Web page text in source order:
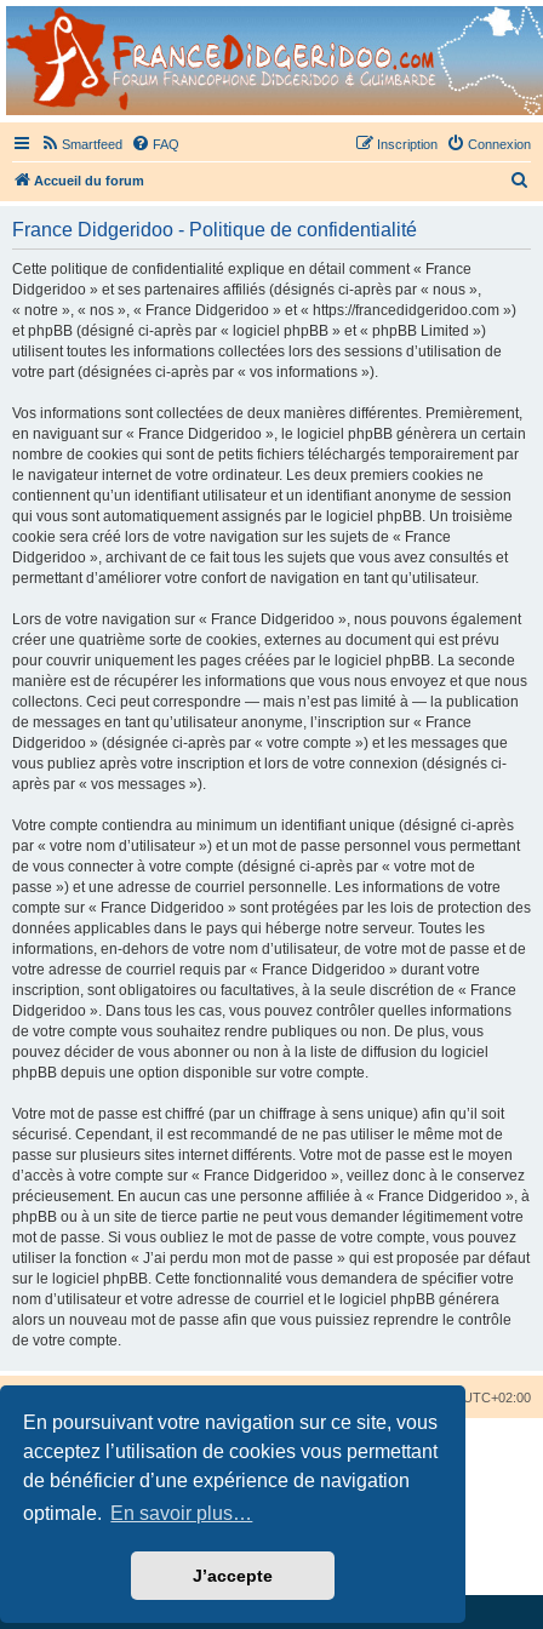
En poursuivant votre navigation sur ce site, vous
acceptez l’utilisation de cookies vous permettant
de bénéficier d’une expérience de navigation
optimale. En savoir plus…
J’accepte
France Didgeridoo
Didgeridoo et Guimbarde sur France Didgeridoo - retrouvez la communauté.
Smartfeed FAQ Connexion
Inscription
Accueil du forum
France Didgeridoo - Politique de confidentialité
Cette politique de confidentialité explique en détail comment « France
Didgeridoo » et ses partenaires affiliés (désignés ci-après par « nous »,
« notre », « nos », « France Didgeridoo » et « https://francedidgeridoo.com »)
et phpBB (désigné ci-après par « logiciel phpBB » et « phpBB Limited »)
utilisent toutes les informations collectées lors des sessions d’utilisation de
votre part (désignées ci-après par « vos informations »).
Vos informations sont collectées de deux manières différentes. Premièrement,
en naviguant sur « France Didgeridoo », le logiciel phpBB génèrera un certain
nombre de cookies qui sont de petits fichiers téléchargés temporairement par
le navigateur internet de votre ordinateur. Les deux premiers cookies ne
contiennent qu’un identifiant utilisateur et un identifiant anonyme de session
qui vous sont automatiquement assignés par le logiciel phpBB. Un troisième
cookie sera créé lors de votre navigation sur les sujets de « France
Didgeridoo », archivant de ce fait tous les sujets que vous avez consultés et
permettant d’améliorer votre confort de navigation en tant qu’utilisateur.
Lors de votre navigation sur « France Didgeridoo », nous pouvons également
créer une quatrième sorte de cookies, externes au document qui est prévu
pour couvrir uniquement les pages créées par le logiciel phpBB. La seconde
manière est de récupérer les informations que vous nous envoyez et que nous
collectons. Ceci peut correspondre — mais n’est pas limité à — la publication
de messages en tant qu’utilisateur anonyme, l’inscription sur « France
Didgeridoo » (désignée ci-après par « votre compte ») et les messages que
vous publiez après votre inscription et lors de votre connexion (désignés ci-
après par « vos messages »).
Votre compte contiendra au minimum un identifiant unique (désigné ci-après
par « votre nom d’utilisateur ») et un mot de passe personnel vous permettant
de vous connecter à votre compte (désigné ci-après par « votre mot de
passe ») et une adresse de courriel personnelle. Les informations de votre
compte sur « France Didgeridoo » sont protégées par les lois de protection des
données applicables dans le pays qui héberge notre serveur. Toutes les
informations, en-dehors de votre nom d’utilisateur, de votre mot de passe et de
votre adresse de courriel requis par « France Didgeridoo » durant votre
inscription, sont obligatoires ou facultatives, à la seule discrétion de « France
Didgeridoo ». Dans tous les cas, vous pouvez contrôler quelles informations
de votre compte vous souhaitez rendre publiques ou non. De plus, vous
pouvez décider de vous abonner ou non à la liste de diffusion du logiciel
phpBB depuis une option disponible sur votre compte.
Votre mot de passe est chiffré (par un chiffrage à sens unique) afin qu’il soit
sécurisé. Cependant, il est recommandé de ne pas utiliser le même mot de
passe sur plusieurs sites internet différents. Votre mot de passe est le moyen
d’accès à votre compte sur « France Didgeridoo », veillez donc à le conservez
précieusement. En aucun cas une personne affiliée à « France Didgeridoo », à
phpBB ou à un site de tierce partie ne peut vous demander légitimement votre
mot de passe. Si vous oubliez le mot de passe de votre compte, vous pouvez
utiliser la fonction « J’ai perdu mon mot de passe » qui est proposée par défaut
sur le logiciel phpBB. Cette fonctionnalité vous demandera de spécifier votre
nom d’utilisateur et votre adresse de courriel et le logiciel phpBB générera
alors un nouveau mot de passe afin que vous puissiez reprendre le contrôle
de votre compte.
UTC+02:00
Traduction française officielle©
Confidentialité